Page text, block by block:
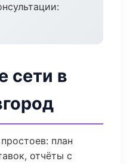
сети в
план
отчёты с